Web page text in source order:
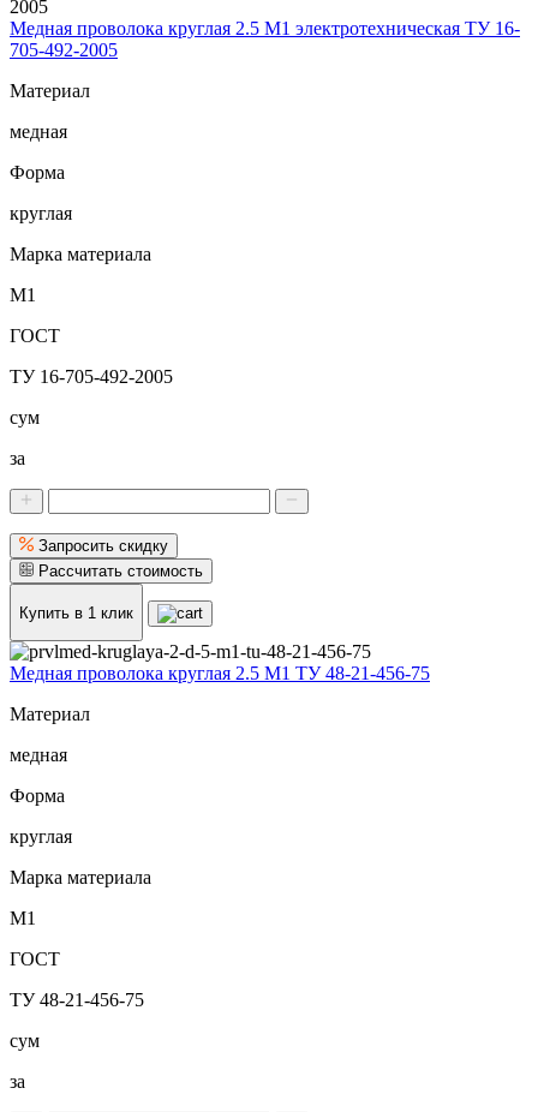
Медная проволока круглая 2.5 М1 электротехническая ТУ 16-
705-492-2005
Материал
медная
Форма
круглая
Марка материала
М1
ГОСТ
ТУ 16-705-492-2005
сум
за
Запросить скидку
Рассчитать стоимость
Купить в 1 клик
Медная проволока круглая 2.5 М1 ТУ 48-21-456-75
Материал
медная
Форма
круглая
Марка материала
М1
ГОСТ
ТУ 48-21-456-75
сум
за